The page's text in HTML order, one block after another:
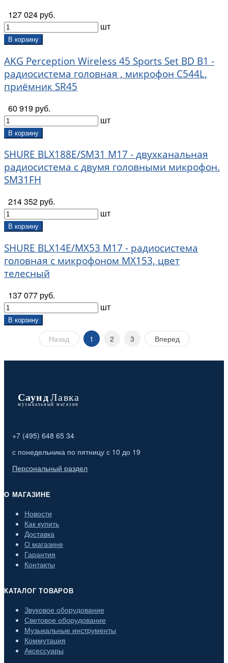
127 024 руб.
шт
В корзину
AKG Perception Wireless 45 Sports Set BD B1 -
радиосистема головная , микрофон C544L,
приёмник SR45
60 919 руб.
шт
В корзину
SHURE BLX188E/SM31 M17 - двухканальная
радиосистема с двумя головными микрофон.
SM31FH
214 352 руб.
шт
В корзину
SHURE BLX14E/MX53 M17 - радиосистема
головная с микрофоном MX153, цвет
телесный
137 077 руб.
шт
В корзину
Назад 1 2 3 Вперед
+7 (495) 648 65 34
с понедельника по пятницу с 10 до 19
Персональный раздел
О МАГАЗИНЕ
Новости
Как купить
Доставка
О магазине
Гарантия
Контакты
КАТАЛОГ ТОВАРОВ
Звуковое оборудование
Световое оборудование
Музыкальные инструменты
Коммутация
Аксессуары